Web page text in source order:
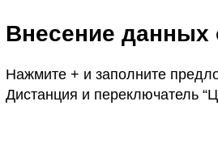
Внесение данных
Нажмите + и заполните
Дистанция и переключатель